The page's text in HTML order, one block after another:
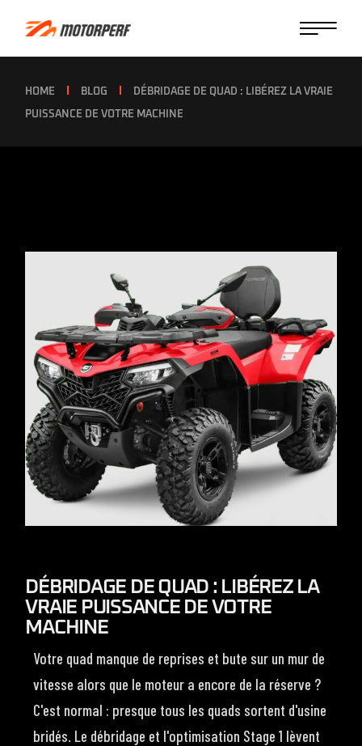
HOME BLOG DÉBRIDAGE DE QUAD : LIBÉREZ LA VRAIE
PUISSANCE DE VOTRE MACHINE
DÉBRIDAGE DE QUAD : LIBÉREZ LA
VRAIE PUISSANCE DE VOTRE
MACHINE
Votre quad manque de reprises et bute sur un mur de
vitesse alors que le moteur a encore de la réserve ?
C'est normal : presque tous les quads sortent d'usine
bridés. Le débridage et l'optimisation Stage 1 lèvent